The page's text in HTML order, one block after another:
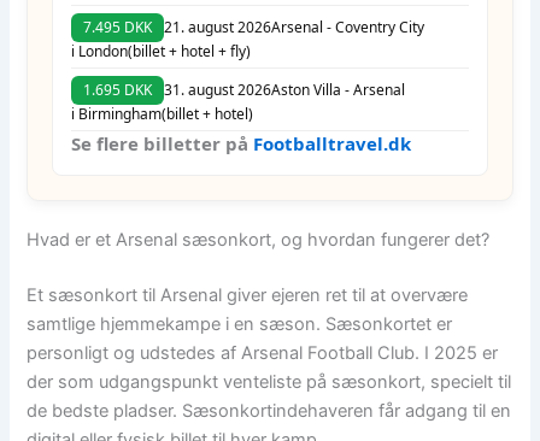
7.495 DKK 21. august 2026Arsenal - Coventry City
i London(billet + hotel + fly)
1.695 DKK 31. august 2026Aston Villa - Arsenal
i Birmingham(billet + hotel)
Se flere billetter på Footballtravel.dk
Hvad er et Arsenal sæsonkort, og hvordan fungerer det?
Et sæsonkort til Arsenal giver ejeren ret til at overvære
samtlige hjemmekampe i en sæson. Sæsonkortet er
personligt og udstedes af Arsenal Football Club. I 2025 er
der som udgangspunkt venteliste på sæsonkort, specielt til
de bedste pladser. Sæsonkortindehaveren får adgang til en